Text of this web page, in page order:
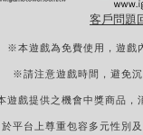
客戶問題
※本遊戲為免費使用，遊戲
※請注意遊戲時間，避免
遊戲提供之機會中獎商品，
平台上尊重包容多元性別